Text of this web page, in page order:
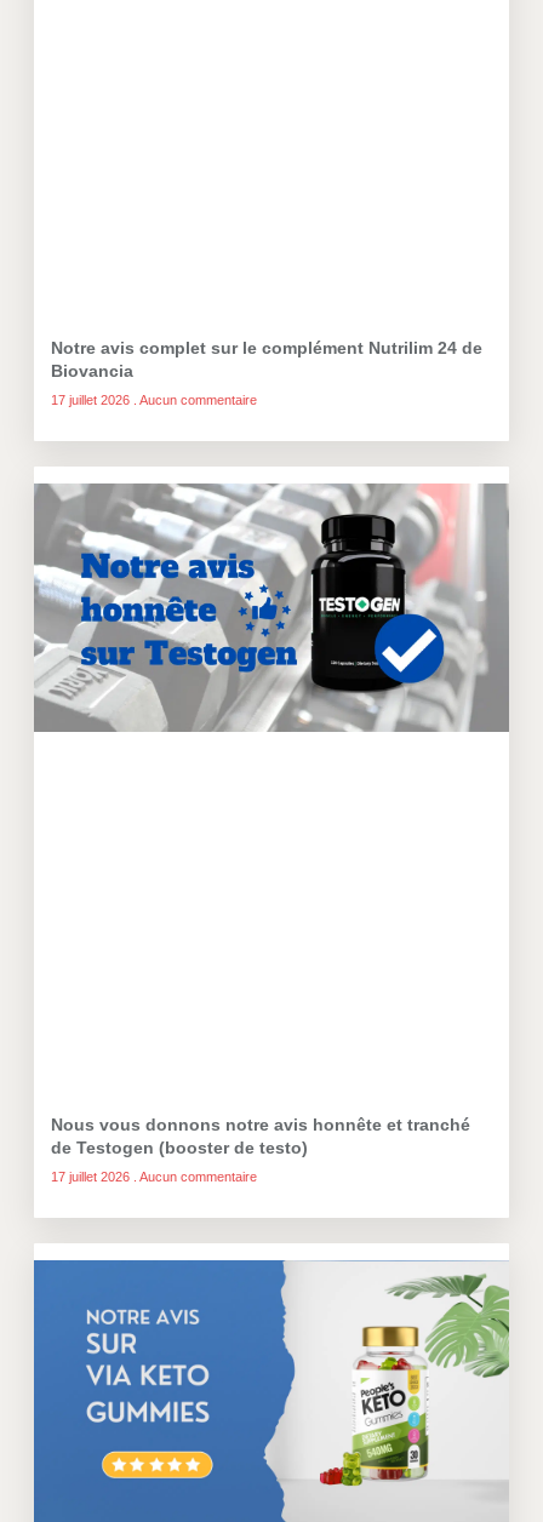
Notre avis complet sur le complément Nutrilim 24 de
Biovancia
17 juillet 2026 Aucun commentaire
Nous vous donnons notre avis honnête et tranché
de Testogen (booster de testo)
17 juillet 2026 Aucun commentaire